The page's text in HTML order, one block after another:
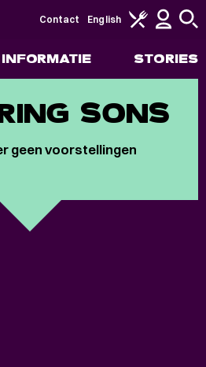
INFORMATIE STORIES
Contact English
SONS
geen voorstellingen